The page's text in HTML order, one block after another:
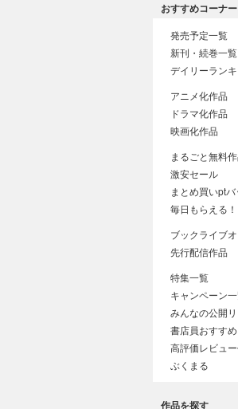
おすすめコーナー
発売予定一覧
新刊・続巻一覧
デイリーラン
アニメ化作品
ドラマ化作品
映画化作品
まるごと無料
激安セール
まとめ買いptバ
毎日もらえる
ブックライブ
先行配信作品
特集一覧
キャンペーン
みんなの公開リ
書店員おすす
高評価レビュ
ぶくまる
作品を探す